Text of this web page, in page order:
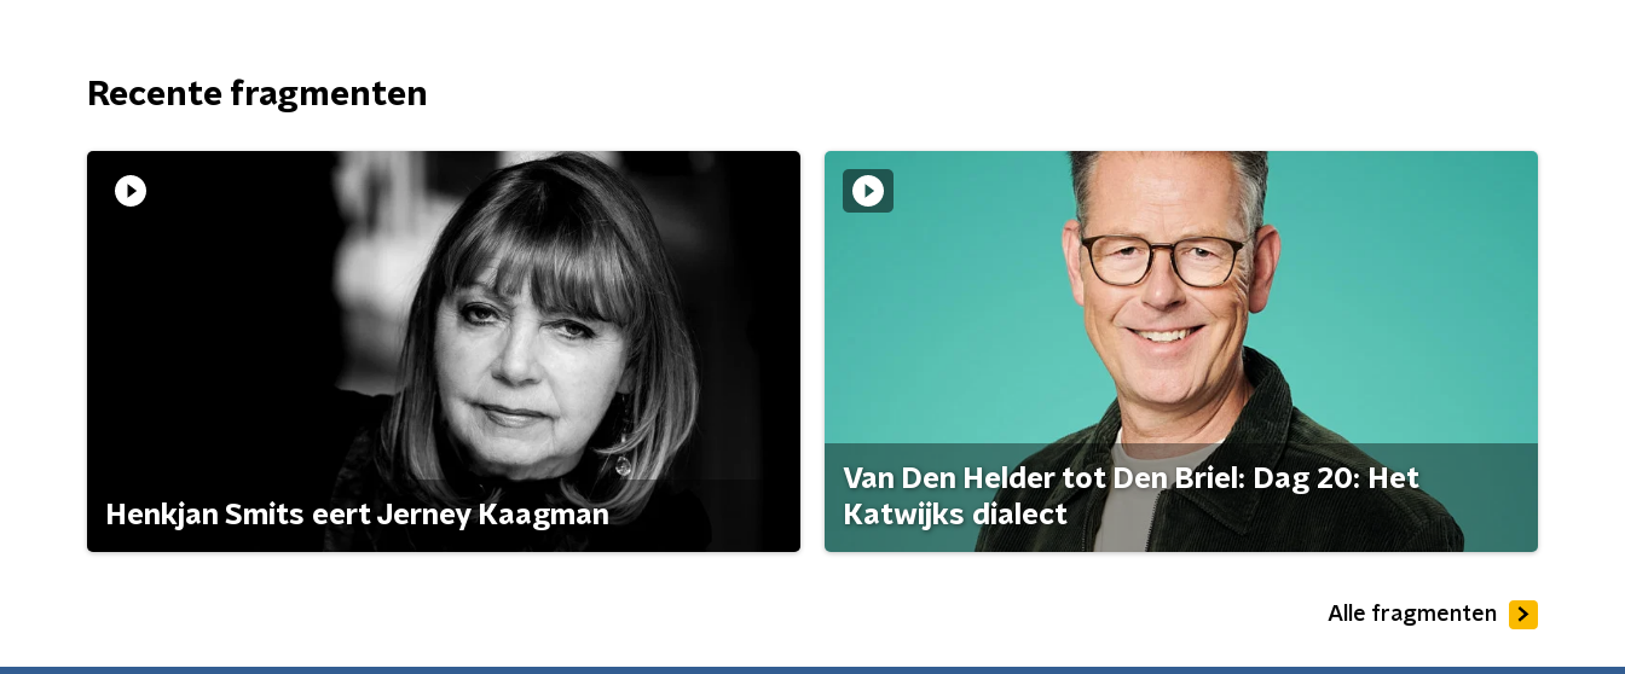
Recente fragmenten
Henkjan Smits eert Jerney Kaagman
Van Den Helder tot Den Briel: Dag 20: Het
Katwijks dialect
Alle fragmenten